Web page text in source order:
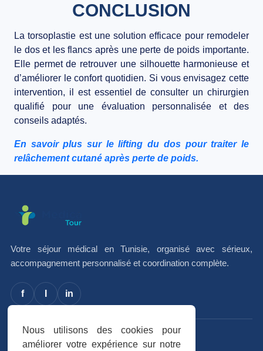
CONCLUSION
La torsoplastie est une solution efficace pour remodeler
le dos et les flancs après une perte de poids importante.
Elle permet de retrouver une silhouette harmonieuse et
d’améliorer le confort quotidien. Si vous envisagez cette
intervention, il est essentiel de consulter un chirurgien
qualifié pour une évaluation personnalisée et des
conseils adaptés.
En savoir plus sur le lifting du dos pour traiter le
relâchement cutané après perte de poids.
Votre séjour médical en Tunisie, organisé avec sérieux,
accompagnement personnalisé et coordination complète.
f in
Avis vérifiés
Nous utilisons des cookies pour
améliorer votre expérience sur notre